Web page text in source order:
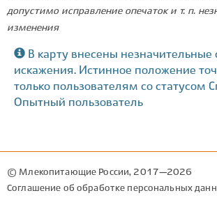
допустимо исправление опечаток и т. п.
изменения
В карту внесены незначительные
искажения. Истинное положение
только пользователям со статусом
Опытный пользователь
© Млекопитающие России, 2017—2026
Соглашение об обработке персональных